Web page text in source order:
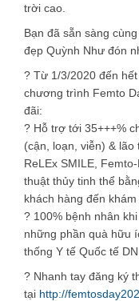
trời cao.
Bạn đã sẵn sàng
đẹp Quỳnh Như đón
? Từ 1/3/2020 đến
chương trình Femto
đãi:
? Hỗ trợ tới 35+++%
(cận, loạn, viễn) &
ReLEx SMILE,
thuật thủy tinh thể
khách hàng đến khám
? 100% bệnh nhân
những phần quà hữu
thống Y tế Quốc tế
? Nhanh tay đăng ký
tại http://